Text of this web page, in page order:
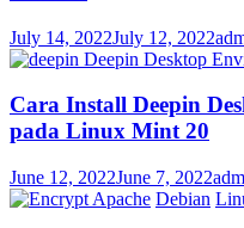
July 14, 2022July 12, 2022
Deepin Desktop
Cara Install Deepin
pada Linux Mint 20
June 12, 2022June 7, 2022
Apache Debian